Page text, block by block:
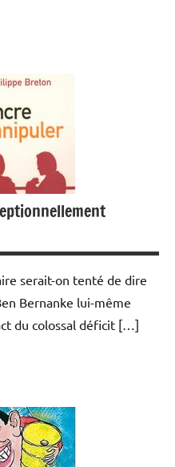
serait-on tenté de dire
Bernanke lui-même
du colossal déficit […]